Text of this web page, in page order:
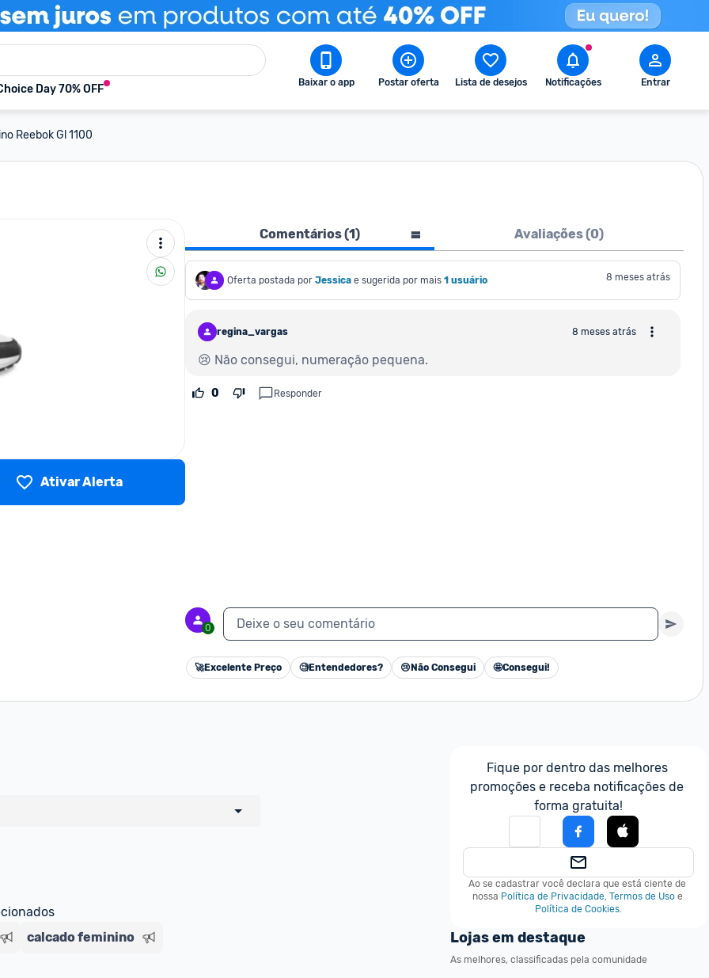
Day 70% OFF Baixar o app Postar oferta Lista de desejos Notificações Entrar
Reebok Gl 1100
Ativar Alerta
Comentários (1) Avaliações (0)
Oferta postada por Jessica e sugerida por mais 1 usuário 8 meses atrás
regina_vargas 8 meses atrás
😢 Não consegui, numeração pequena.
0 Responder
0 Deixe o seu comentário
🚀Excelente Preço 🧐Entendedores? 😢 Não Consegui 🤩Consegui!
um marketplace, nós indicamos no
sinalizamos através da tag
calcado feminino
Fique por dentro das melhores
promoções e receba notificações de
forma gratuita!
Ao se cadastrar você declara que está ciente de
nossa Política de Privacidade, Termos de Uso e
Política de Cookies.
Lojas em destaque
As melhores, classificadas pela comunidade